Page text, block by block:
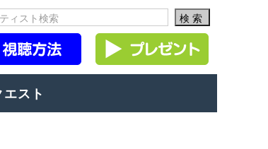
エスト